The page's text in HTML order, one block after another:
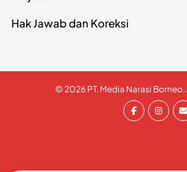
Hak Jawab dan Koreksi
© 2026 PT. Media Narasi